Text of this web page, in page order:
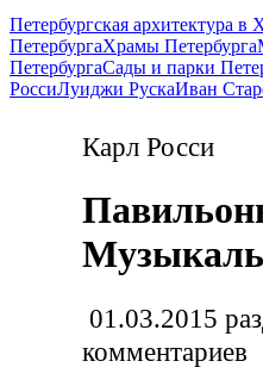
Петербургская архитектура
ПетербургаХрамы Петербурга
ПетербургаСады и парки
РоссиЛуиджи РускаИван
Карл Росси
01.03.2015
комментариев